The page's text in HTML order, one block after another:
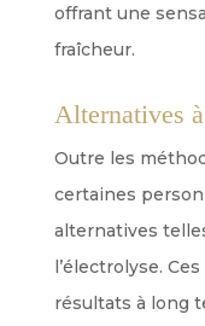
offrant une
fraîcheur.
Alternatives
Outre les
certaines
alternatives
l’électrolyse.
résultats à long